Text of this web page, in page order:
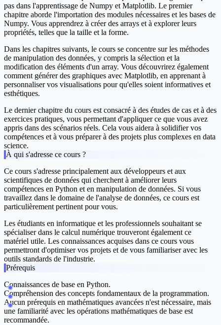
pas dans l'apprentissage de Numpy et Matplotlib. Le premier
chapitre aborde l'importation des modules nécessaires et les bases de
Numpy. Vous apprendrez à créer des arrays et à explorer leurs
propriétés, telles que la taille et la forme.
Dans les chapitres suivants, le cours se concentre sur les méthodes
de manipulation des données, y compris la sélection et la
modification des éléments d'un array. Vous découvrirez également
comment générer des graphiques avec Matplotlib, en apprenant à
personnaliser vos visualisations pour qu'elles soient informatives et
esthétiques.
Le dernier chapitre du cours est consacré à des études de cas et à des
exercices pratiques, vous permettant d'appliquer ce que vous avez
appris dans des scénarios réels. Cela vous aidera à solidifier vos
compétences et à vous préparer à des projets plus complexes en data
science.
À qui s'adresse ce cours ?
Ce cours s'adresse principalement aux développeurs et aux
scientifiques de données qui cherchent à améliorer leurs
compétences en Python et en manipulation de données. Si vous
travaillez dans le domaine de l'analyse de données, ce cours est
particulièrement pertinent pour vous.
Les étudiants en informatique et les professionnels souhaitant se
spécialiser dans le calcul numérique trouveront également ce
matériel utile. Les connaissances acquises dans ce cours vous
permettront d'optimiser vos projets et de vous familiariser avec les
outils standards de l'industrie.
Prérequis
Connaissances de base en Python.
Compréhension des concepts fondamentaux de la programmation.
Aucun prérequis en mathématiques avancées n'est nécessaire, mais
une familiarité avec les opérations mathématiques de base est
recommandée.